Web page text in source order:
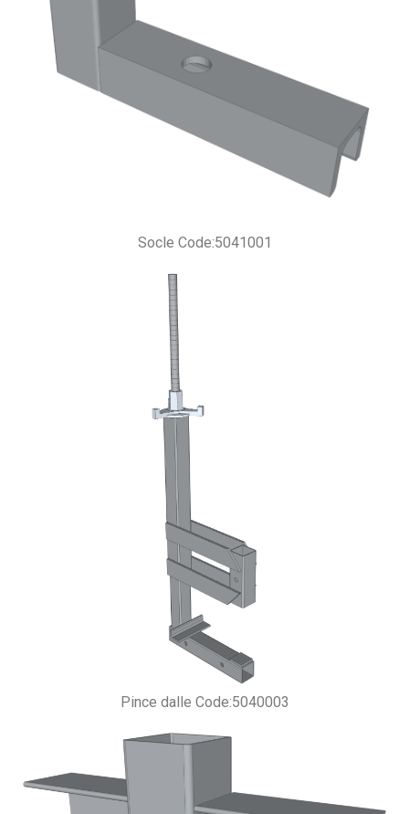
Socle Code:5041001
Pince dalle Code:5040003